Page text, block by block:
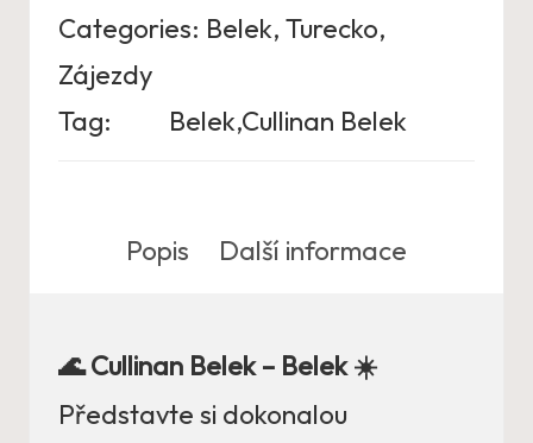
Categories: Belek, Turecko,
Zájezdy
Tag:
Belek,Cullinan Belek
Popis Další informace
🌊 Cullinan Belek – Belek ☀️
Představte si dokonalou